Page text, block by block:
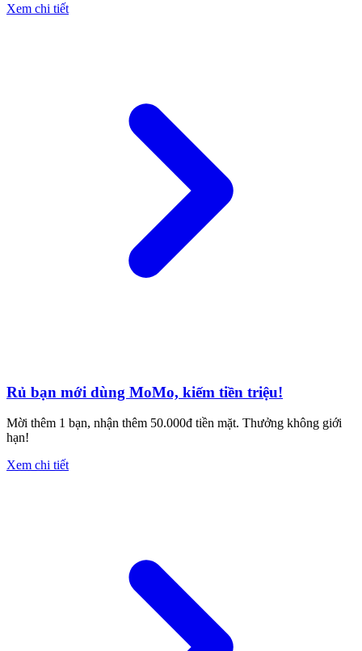
Xem chi tiết
Rủ bạn mới dùng MoMo, kiếm tiền triệu!
Mời thêm 1 bạn, nhận thêm 50.000đ tiền mặt. Thưởng không giới
hạn!
Xem chi tiết